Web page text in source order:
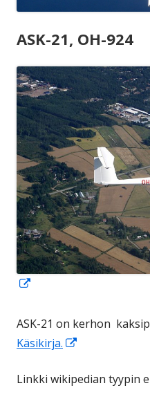
ASK-21, OH-924
ikkunaan
ASK-21 on kerhon
Käsikirja.
ikkunaan
Linkki wikipedian tyypin